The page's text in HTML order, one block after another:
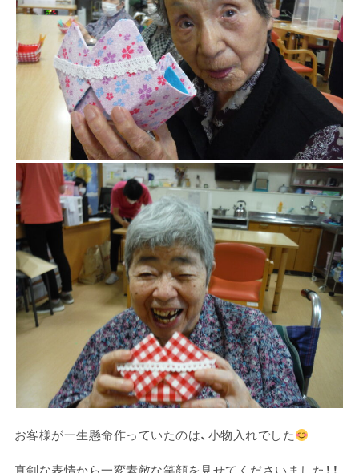
お客様が一生懸命作っていたのは、小物入れでした
真剣な表情から一変素敵な笑顔を見せてくださいました！！